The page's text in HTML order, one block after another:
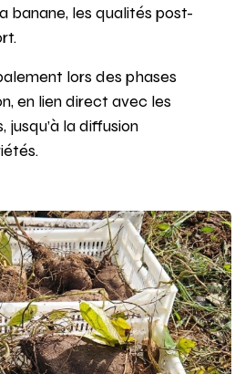
banane, les qualités post-
lors des phases
en lien direct avec les
jusqu’à la diffusion